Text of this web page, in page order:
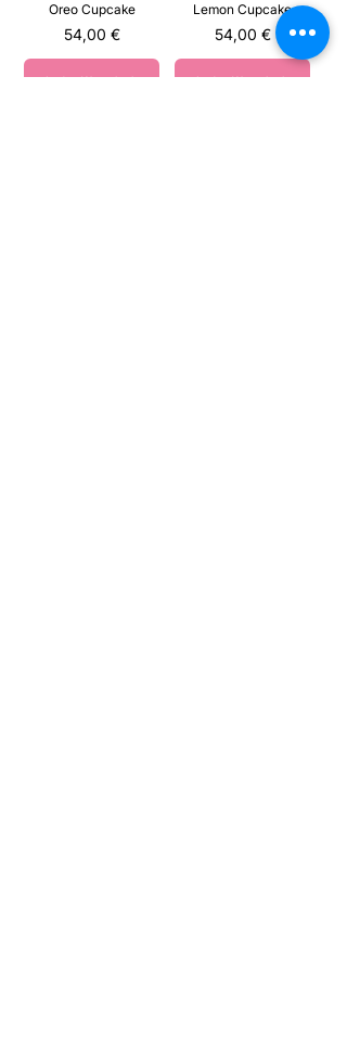
Oreo Cupcake
Preis
54,00 €
In den Warenkorb
Lemon Cupcake
Preis
54,00 €
In den Warenkorb